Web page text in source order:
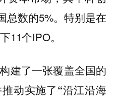
总数的5%。特别是在
11个IPO。
建了一张覆盖全国的
动实施了“沿江沿海